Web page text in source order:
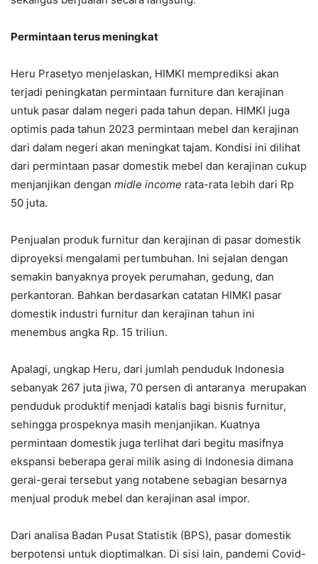
Permintaan terus meningkat
Heru Prasetyo menjelaskan, HIMKI memprediksi akan
terjadi peningkatan permintaan furniture dan kerajinan
untuk pasar dalam negeri pada tahun depan. HIMKI juga
optimis pada tahun 2023 permintaan mebel dan kerajinan
dari dalam negeri akan meningkat tajam. Kondisi ini dilihat
dari permintaan pasar domestik mebel dan kerajinan cukup
menjanjikan dengan midle income rata-rata lebih dari Rp
50 juta.
Penjualan produk furnitur dan kerajinan di pasar domestik
diproyeksi mengalami pertumbuhan. Ini sejalan dengan
semakin banyaknya proyek perumahan, gedung, dan
perkantoran. Bahkan berdasarkan catatan HIMKI pasar
domestik industri furnitur dan kerajinan tahun ini
menembus angka Rp. 15 triliun.
Apalagi, ungkap Heru, dari jumlah penduduk Indonesia
sebanyak 267 juta jiwa, 70 persen di antaranya merupakan
penduduk produktif menjadi katalis bagi bisnis furnitur,
sehingga prospeknya masih menjanjikan. Kuatnya
permintaan domestik juga terlihat dari begitu masifnya
ekspansi beberapa gerai milik asing di Indonesia dimana
gerai-gerai tersebut yang notabene sebagian besarnya
menjual produk mebel dan kerajinan asal impor.
Dari analisa Badan Pusat Statistik (BPS), pasar domestik
berpotensi untuk dioptimalkan. Di sisi lain, pandemi Covid-